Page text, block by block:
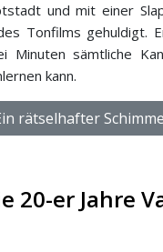
und mit einer
Tonfilms gehuldigt.
Minuten sämtliche
kann.
rätselhafter
20-er Jahre